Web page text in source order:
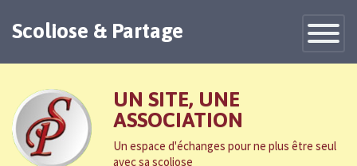
Toggle
Scoliose & Partage
UN SITE, UNE
ASSOCIATION
Un espace d'échanges pour ne plus être seul
avec sa scoliose